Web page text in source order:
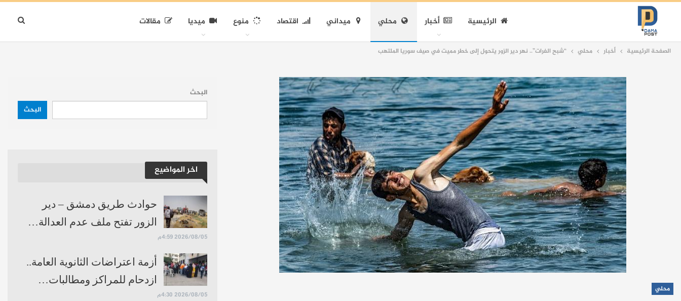
الرئيسية أخبار محلي ميداني اقتصاد منوع ميديا مقالات
الصفحة الرئيسية أخبار محلي “شبح الفرات”.. نهر دير الزور يتحول إلى خطر مميت في صيف سوريا الملتهب
محلي
البحث
البحث
اخر المواضيع
حوادث طريق دمشق – دير
الزور تفتح ملف عدم العدالة…
2026/08/05 4:59م
أزمة اعتراضات الثانوية العامة..
ازدحام للمراكز ومطالبات…
2026/08/05 4:30م